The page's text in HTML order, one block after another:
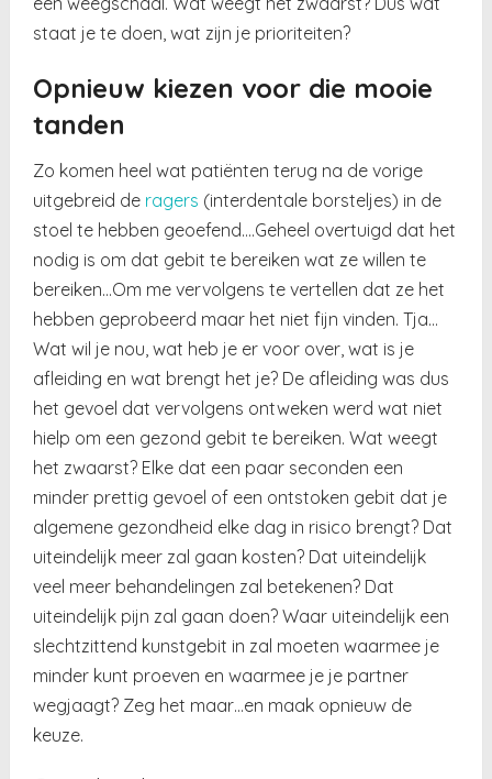
staat je te doen, wat zijn je prioriteiten?
Opnieuw kiezen voor die mooie
tanden
Zo komen heel wat patiënten terug na de vorige
uitgebreid de ragers (interdentale borsteljes) in de
stoel te hebben geoefend….Geheel overtuigd dat het
nodig is om dat gebit te bereiken wat ze willen te
bereiken…Om me vervolgens te vertellen dat ze het
hebben geprobeerd maar het niet fijn vinden. Tja…
Wat wil je nou, wat heb je er voor over, wat is je
afleiding en wat brengt het je? De afleiding was dus
het gevoel dat vervolgens ontweken werd wat niet
hielp om een gezond gebit te bereiken. Wat weegt
het zwaarst? Elke dat een paar seconden een
minder prettig gevoel of een ontstoken gebit dat je
algemene gezondheid elke dag in risico brengt? Dat
uiteindelijk meer zal gaan kosten? Dat uiteindelijk
veel meer behandelingen zal betekenen? Dat
uiteindelijk pijn zal gaan doen? Waar uiteindelijk een
slechtzittend kunstgebit in zal moeten waarmee je
minder kunt proeven en waarmee je je partner
wegjaagt? Zeg het maar…en maak opnieuw de
keuze.